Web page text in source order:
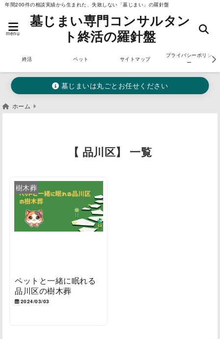
年間200件の相談実績から生まれた、失敗しない「墓じまい」の羅針盤
menu
墓じまい専門コンサルタン
ト終活の羅針盤
終活 ペット サイトマップ
プライバシーポリシ
ー
墓じまいは丸ごとお任せください
ホーム
【 品川区】 一覧
樹木葬
ペットと一緒に眠れる
品川区の樹木葬
2024/03/03